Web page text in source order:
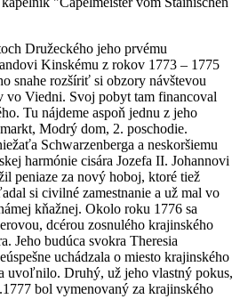
Družeckého jeho prvému
Kinskému z rokov 1773 – 1775
snahe rozšíriť si obzory návštevou
vo Viedni. Svoj pobyt tam financoval
Tu nájdeme aspoň jednu z jeho
Modrý dom, 2. poschodie.
Schwarzenberga a neskoršiemu
harmónie cisára Jozefa II. Johannovi
peniaze za nový hoboj, ktoré tiež
si civilné zamestnanie a už mal vo
kňažnej. Okolo roku 1776 sa
dcérou zosnulého krajinského
Jeho budúca svokra Theresia
uchádzala o miesto krajinského
uvoľnilo. Druhý, už jeho vlastný pokus,
bol vymenovaný za krajinského